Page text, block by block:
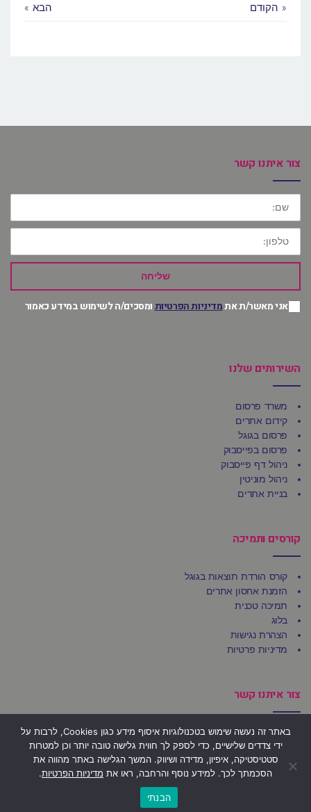
« הקודם הבא »
צור איתנו קשר
שם:
טלפון:
שליחה
אני מאשר/ת אתמדיניות הפרטיותומסכים/ה לשימוש במידע כאמור
השירותים שלנו
משרד פרסום
קידום אתרים
פרסום בגוגל
פרסום בפייסבוק
ניהול דף פייסבוק
ניהול מוניטין
בניית אתרים
קורסים ותמיכה
קורס הורדת תוצאות בגוגל
הזמנת אחסון אתרים
תמיכה טכנית
בלוג
הצהרת נגישות
מדיניות פרטיות
צור איתנו קשר
משרדי Ufirst
פקס: 03-684-4803גלילה
באתר זה נעשה שימוש בטכנולוגיות איסוף מידע כגון Cookies, לרבות על
ידי צדדים שלישיים, כדי לספק לך חווית גלישה טובה יותר וכן למטרות
סטטיסטיקה, איפיון, מדידה ושיווק. המשך הגלישה באתר מהווה את
הסכמתך לכך. למידע נוסף והרחבה, ראו את מדיניות הפרטיות.
הבנתי